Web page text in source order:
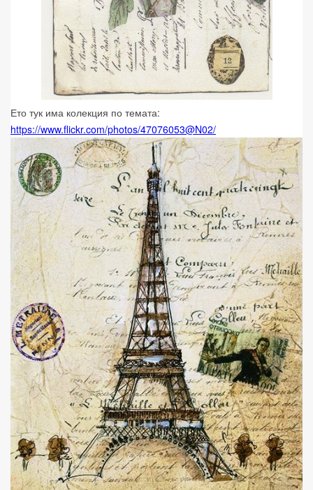
Ето тук има колекция по темата:
https://www.flickr.com/photos/47076053@N02/